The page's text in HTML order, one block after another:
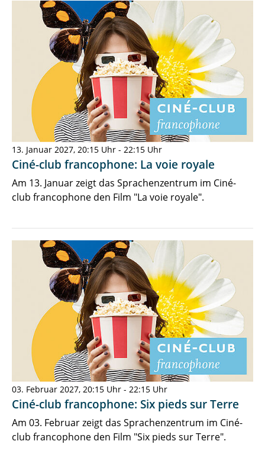
13. Januar 2027, 20:15 Uhr - 22:15 Uhr
Ciné-club francophone: La voie royale
Am 13. Januar zeigt das Sprachenzentrum im Ciné-
club francophone den Film "La voie royale".
03. Februar 2027, 20:15 Uhr - 22:15 Uhr
Ciné-club francophone: Six pieds sur Terre
Am 03. Februar zeigt das Sprachenzentrum im Ciné-
club francophone den Film "Six pieds sur Terre".